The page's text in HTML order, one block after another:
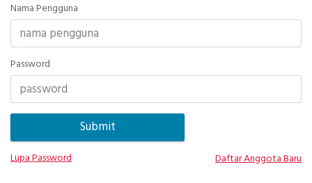
Nama Pengguna
Password
Lupa Password Daftar Anggota Baru